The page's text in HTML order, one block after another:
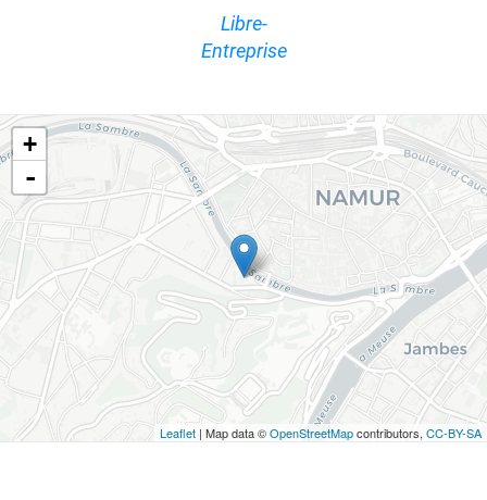
Libre-
Entreprise
+
-
Leaflet | Map data ©OpenStreetMapcontributors, CC-BY-SA